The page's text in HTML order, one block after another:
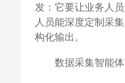
发：它要让业务人
人员能深度定制采
构化输出。
数据采集智能